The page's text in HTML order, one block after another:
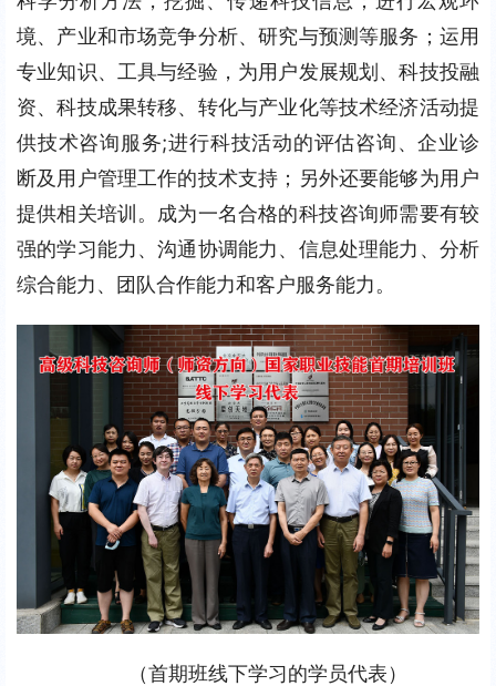
境、产业和市场竞争分析、研究与预测等服务；运用
专业知识、工具与经验，为用户发展规划、科技投融
资、科技成果转移、转化与产业化等技术经济活动提
供技术咨询服务;进行科技活动的评估咨询、企业诊
断及用户管理工作的技术支持；另外还要能够为用户
提供相关培训。成为一名合格的科技咨询师需要有较
强的学习能力、沟通协调能力、信息处理能力、分析
综合能力、团队合作能力和客户服务能力。
（首期班线下学习的学员代表）